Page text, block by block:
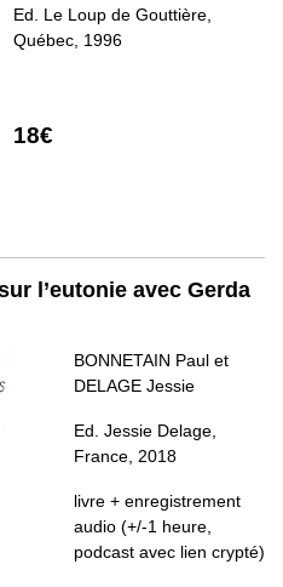
Ed. Le Loup de Gouttière,
Québec, 1996
18€
l’eutonie avec Gerda
BONNETAIN Paul et
DELAGE Jessie
Ed. Jessie Delage,
France, 2018
livre + enregistrement
audio (+/-1 heure,
podcast avec lien crypté)